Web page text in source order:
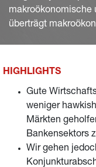
makroökonomische
überträgt
HIGHLIGHTS
Gute
weniger
Märkten
Bankensektors
Wir gehen